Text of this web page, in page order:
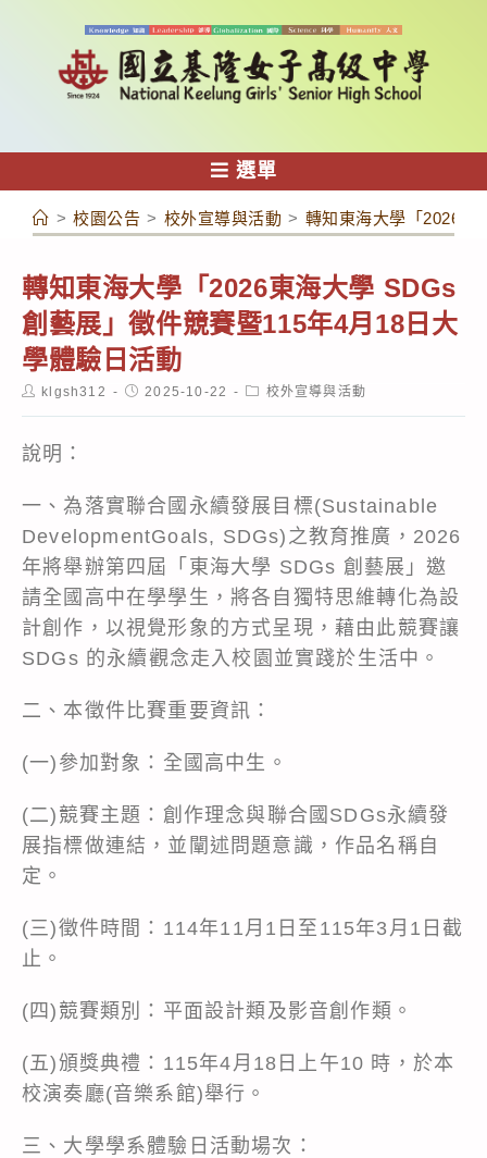
容
選單
> 校園公告 > 校外宣導與活動 > 轉知東海大學「2026東
轉知東海大學「2026東海大學 SDGs
創藝展」徵件競賽暨115年4月18日大
學體驗日活動
Postklgsh312
Post2025-10-22
Post校外宣導與活動
說明：
一、為落實聯合國永續發展目標(Sustainable
DevelopmentGoals, SDGs)之教育推廣，2026
年將舉辦第四屆「東海大學 SDGs 創藝展」邀
請全國高中在學學生，將各自獨特思維轉化為設
計創作，以視覺形象的方式呈現，藉由此競賽讓
SDGs 的永續觀念走入校園並實踐於生活中。
二、本徵件比賽重要資訊：
(一)參加對象：全國高中生。
(二)競賽主題：創作理念與聯合國SDGs永續發
展指標做連結，並闡述問題意識，作品名稱自
定。
(三)徵件時間：114年11月1日至115年3月1日截
止。
(四)競賽類別：平面設計類及影音創作類。
(五)頒獎典禮：115年4月18日上午10 時，於本
校演奏廳(音樂系館)舉行。
三、大學學系體驗日活動場次：